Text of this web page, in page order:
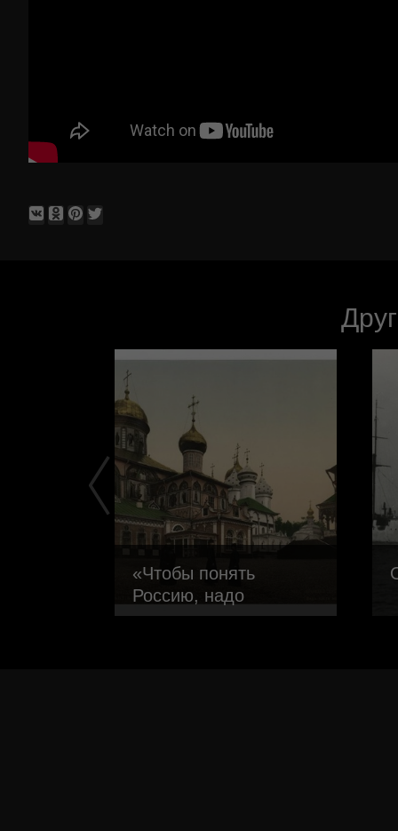
«Чтобы понять
Россию, надо
понять Лавру…»